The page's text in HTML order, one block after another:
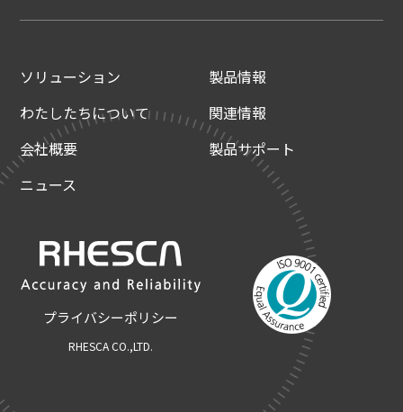
プライバシーポリシー
RHESCA CO.,LTD.
ソリューション
わたしたちについて
会社概要
ニュース
製品情報
関連情報
製品サポート